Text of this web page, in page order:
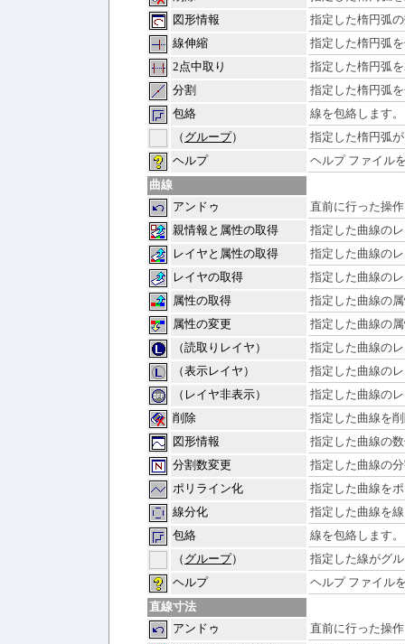
図形情報
指定した楕円弧
線伸縮
指定した楕円弧
2点中取り
指定した楕円弧
分割
指定した楕円弧
包絡
線を包絡します。
（ グループ）
指定した楕円弧
ヘルプ
ヘルプ ファイル
曲線
アンドゥ
直前に行った操
親情報と属性の取得
指定した曲線の
レイヤと属性の取得
指定した曲線の
レイヤの取得
指定した曲線の
属性の取得
指定した曲線の
属性の変更
指定した曲線の
（読取りレイヤ）
指定した曲線の
（表示レイヤ）
指定した曲線の
（レイヤ非表示）
指定した曲線の
削除
指定した曲線を
図形情報
指定した曲線の
分割数変更
指定した曲線の
ポリライン化
指定した曲線を
線分化
指定した曲線を
包絡
線を包絡します。
（ グループ）
指定した線がグ
ヘルプ
ヘルプ ファイル
直線寸法
アンドゥ
直前に行った操